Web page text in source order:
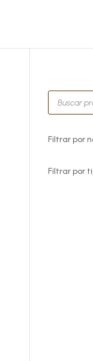
Búsqueda
de
productos
Filtrar por
Filtrar por